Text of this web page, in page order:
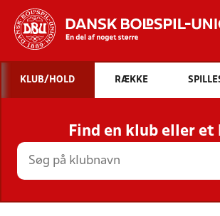
Hvad
INDHOLD
STILLINGER, RESULTATER,
HOLD
KLUB/HOLD RÆKKE
Find en klub eller et